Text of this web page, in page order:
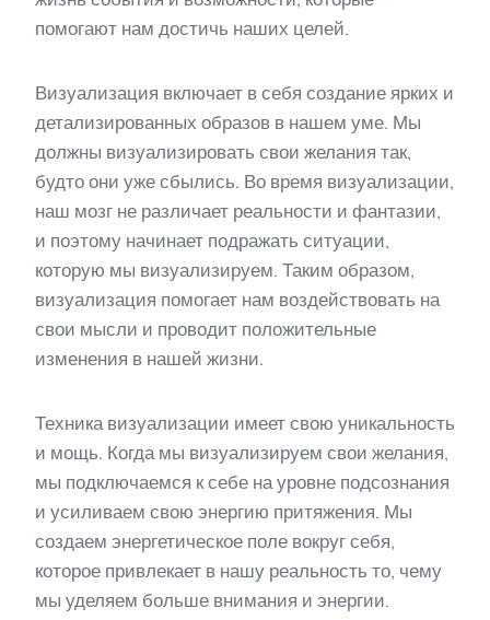
помогают нам достичь наших целей.
Визуализация включает в себя создание ярких и
детализированных образов в нашем уме. Мы
должны визуализировать свои желания так,
будто они уже сбылись. Во время визуализации,
наш мозг не различает реальности и фантазии,
и поэтому начинает подражать ситуации,
которую мы визуализируем. Таким образом,
визуализация помогает нам воздействовать на
свои мысли и проводит положительные
изменения в нашей жизни.
Техника визуализации имеет свою уникальность
и мощь. Когда мы визуализируем свои желания,
мы подключаемся к себе на уровне подсознания
и усиливаем свою энергию притяжения. Мы
создаем энергетическое поле вокруг себя,
которое привлекает в нашу реальность то, чему
мы уделяем больше внимания и энергии.